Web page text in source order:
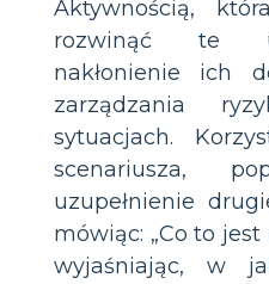
Aktywnością,
rozwinąć te
nakłonienie ich
zarządzania
sytuacjach.
scenariusza,
uzupełnienie
mówiąc: „Co to
wyjaśniając, w